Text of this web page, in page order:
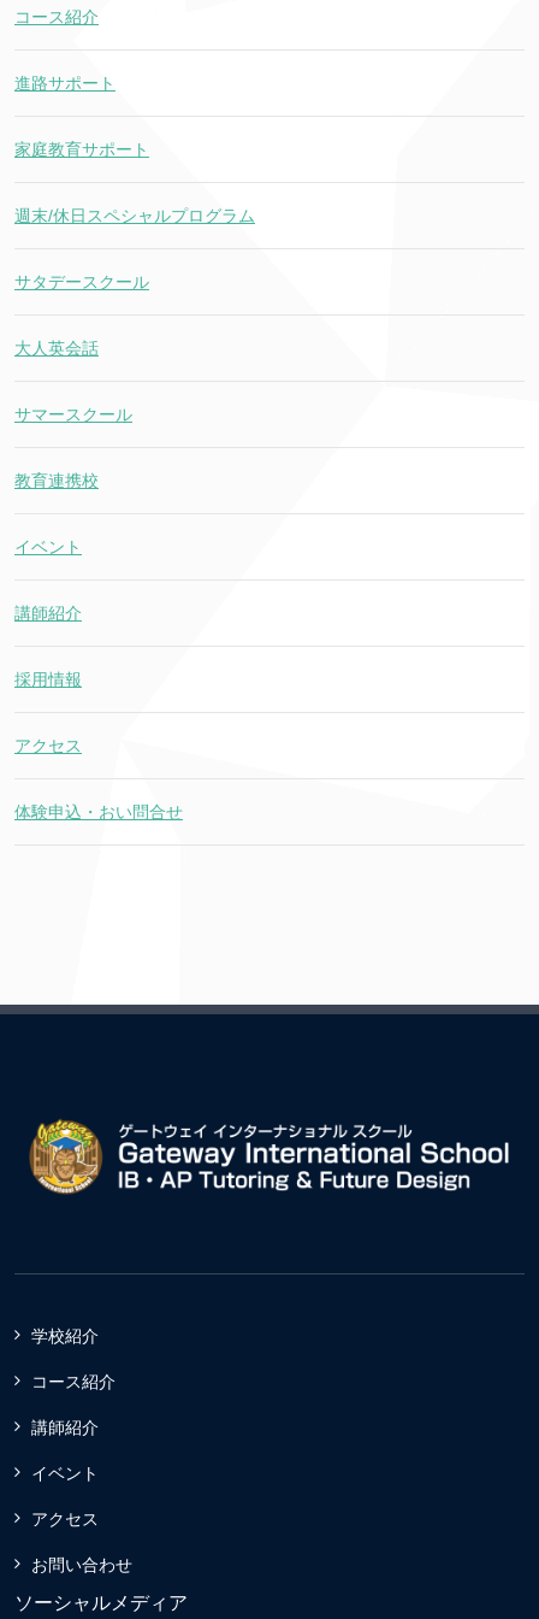
コース紹介
進路サポート
家庭教育サポート
週末/休日スペシャルプログラム
サタデースクール
大人英会話
サマースクール
教育連携校
イベント
講師紹介
採用情報
アクセス
体験申込・おい問合せ
学校紹介
コース紹介
講師紹介
イベント
アクセス
お問い合わせ
ソーシャルメディア